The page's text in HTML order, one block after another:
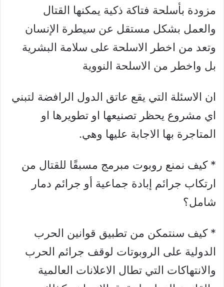
مزودة بأسلحة فتاكة ذكية يمكنها القتال
والعمل بشكل مستقل عن سيطرة الإنسان
وتعد من اخطر الاسلحة على سلامة البشرية
بل واخطر من الاسلحة النووية
ان الاسئلة التي يقع عاتق الدول الرافضة لتبني
اي مشروع يحظر تصنيعها او تطويرها او
المتاجرة بها الاجابة عليها وهي.
* كيف نمنع روبوت مبرمج مسبقًا للقتال من
ارتكاب جرائم إبادة جماعية أو جرائم دمار
شامل؟
* كيف سنتمكن من تطبيق قوانين الحرب
الدولية على الروبوتات لوقف جرائم الحرب
والانتهاكات التي تطال الاعلانات العالمية